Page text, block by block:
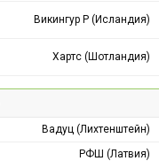
Викингур Р (Исландия)
Хартс (Шотландия)
Вадуц (Лихтенштейн)
РФШ (Латвия)